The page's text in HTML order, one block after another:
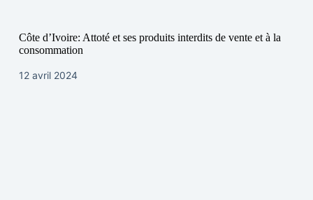
Côte d’Ivoire: Attoté et ses produits interdits de vente et à la
consommation
12 avril 2024